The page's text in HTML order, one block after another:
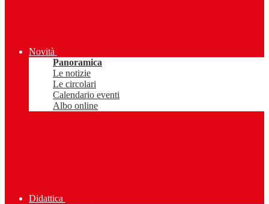
Novità
Panoramica
Le notizie
Le circolari
Calendario eventi
Albo online
Didattica